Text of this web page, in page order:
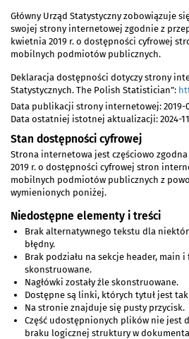
Główny Urząd Statystyczny zobowiązuje
swojej strony internetowej zgodnie z
kwietnia 2019 r. o dostępności cyfrowej
mobilnych podmiotów publicznych.
Deklaracja dostępności dotyczy strony
Statystycznych. The Polish Statistician”:
Data publikacji strony internetowej: 2019-
Data ostatniej istotnej aktualizacji: 2024-
Stan dostępności cyfrowej
Strona internetowa jest częściowo
2019 r. o dostępności cyfrowej stron
mobilnych podmiotów publicznych z
wymienionych poniżej.
Niedostępne elementy i treści
Brak alternatywnego tekstu dla
błędny.
Brak podziału na sekcje header, main
skonstruowane.
Nagłówki zostały źle skonstruowane.
Dostępne są linki, których tytuł jest
Na stronie znajduje się pusty przycisk.
Część udostępnionych plików nie jest
braku logicznej struktury w